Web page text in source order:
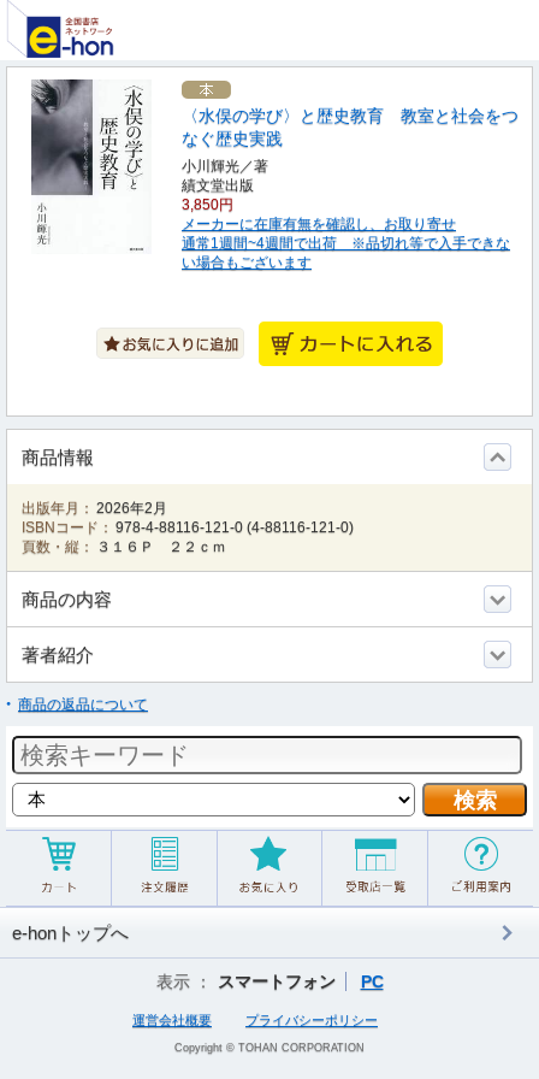
〈水俣の学び〉と歴史教育 教室と社会をつ
なぐ歴史実践
小川輝光／著
績文堂出版
3,850円
メーカーに在庫有無を確認し、お取り寄せ
通常1週間~4週間で出荷 ※品切れ等で入手できな
い場合もございます
商品情報
出版年月： 2026年2月
ISBNコード： 978-4-88116-121-0 (4-88116-121-0)
頁数・縦：
３１６Ｐ ２２ｃｍ
商品の内容
著者紹介
商品の返品について
e-honトップへ
表示 ： スマートフォン PC
運営会社概要 プライバシーポリシー
Copyright © TOHAN CORPORATION